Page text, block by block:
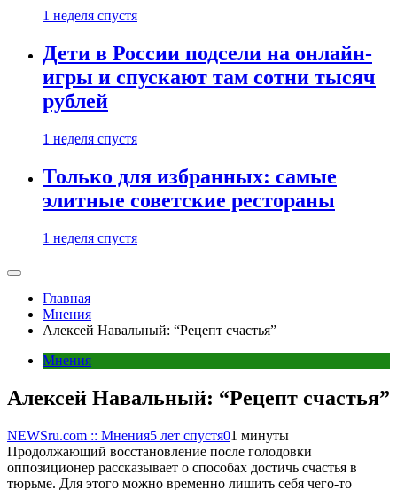
1 неделя спустя
Дети в России подсели на онлайн-
игры и спускают там сотни тысяч
рублей
1 неделя спустя
Только для избранных: самые
элитные советские рестораны
1 неделя спустя
Главная
Мнения
Алексей Навальный: “Рецепт счастья”
Мнения
Алексей Навальный: “Рецепт счастья”
NEWSru.com :: Мнения5 лет спустя01 минуты
Продолжающий восстановление после голодовки
оппозиционер рассказывает о способах достичь счастья в
тюрьме. Для этого можно временно лишить себя чего-то